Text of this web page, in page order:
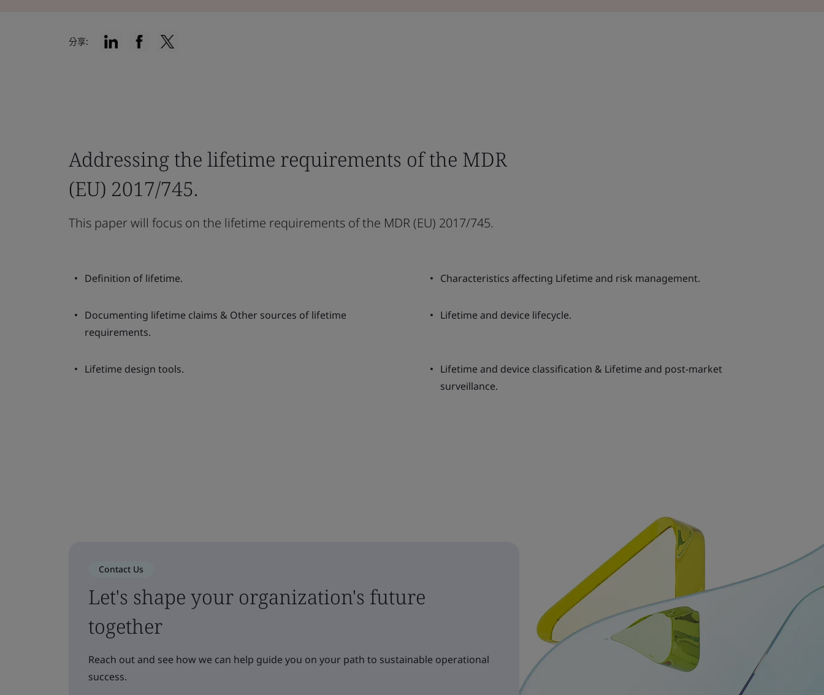
分享:
Addressing the lifetime requirements of the MDR
(EU) 2017/745.
This paper will focus on the lifetime requirements of the MDR (EU) 2017/745.
Definition of lifetime. Characteristics affecting Lifetime and risk management.
Documenting lifetime claims & Other sources of lifetime
requirements.
Lifetime and device lifecycle.
Lifetime design tools.
Lifetime and device classification & Lifetime and post-market
surveillance.
Contact Us
Let's shape your organization's future
together
Reach out and see how we can help guide you on your path to sustainable operational
success.